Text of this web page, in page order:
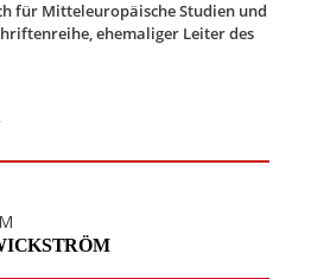
für Mitteleuropäische Studien und
,ehemaliger Leiter des